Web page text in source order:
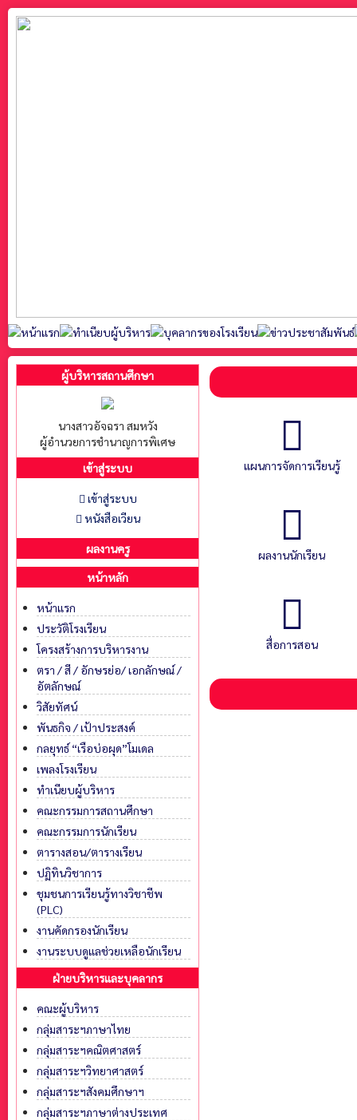
ผู้บริหารสถานศึกษา
นางสาวอัจฉรา สมหวัง
ผู้อำนวยการชำนาญการพิเศษ
เข้าสู่ระบบ
เข้าสู่ระบบ
หนังสือเวียน
ผลงานครู
หน้าหลัก
หน้าแรก
ประวัติโรงเรียน
โครงสร้างการบริหารงาน
ตรา / สี / อักษรย่อ/ เอกลักษณ์ /
อัตลักษณ์
วิสัยทัศน์
พันธกิจ / เป้าประสงค์
กลยุทธ์ “เรือบ่อผุด”โมเดล
เพลงโรงเรียน
ทำเนียบผู้บริหาร
คณะกรรมการสถานศึกษา
คณะกรรมการนักเรียน
ตารางสอน/ตารางเรียน
ปฏิทินวิชาการ
ชุมชนการเรียนรู้ทางวิชาชีพ
(PLC)
งานคัดกรองนักเรียน
งานระบบดูแลช่วยเหลือนักเรียน
ฝ่ายบริหารและบุคลากร
คณะผู้บริหาร
กลุ่มสาระฯภาษาไทย
กลุ่มสาระฯคณิตศาสตร์
กลุ่มสาระฯวิทยาศาสตร์
กลุ่มสาระฯสังคมศึกษาฯ
กลุ่มสาระฯภาษาต่างประเทศ
แผนการจัดการเรียนรู้
ผลงานนักเรียน
สื่อการสอน